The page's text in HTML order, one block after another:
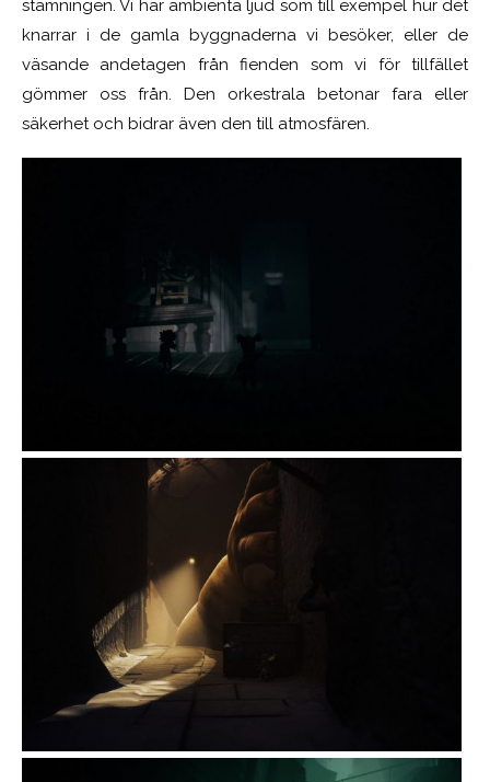
stämningen. Vi har ambienta ljud som till exempel hur det
knarrar i de gamla byggnaderna vi besöker, eller de
väsande andetagen från fienden som vi för tillfället
gömmer oss från. Den orkestrala betonar fara eller
säkerhet och bidrar även den till atmosfären.